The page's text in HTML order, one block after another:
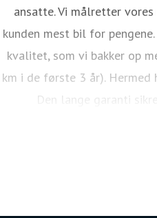
ansatte. Vi målretter
kunden mest bil for
kvalitet, som vi bakker op
km i de første 3 år).
Den lange garanti